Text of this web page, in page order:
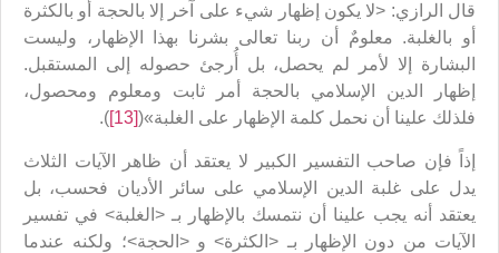
قال الرازي: <لا يكون إظهار شيء على آخر إلا بالحجة أو بالكثرة
أو بالغلبة. معلومٌ أن ربنا تعالى بشرنا بهذا الإظهار، وليست
البشارة إلا لأمر لم يحصل، بل أُرجئ حصوله إلى المستقبل.
إظهار الدين الإسلامي بالحجة أمر ثابت ومعلوم ومحصول،
فلذلك علينا أن نحمل كلمة الإظهار على الغلبة»([13]
).
إذاً فإن صاحب التفسير الكبير لا يعتقد أن ظاهر الآيات الثلاث
يدل على غلبة الدين الإسلامي على سائر الأديان فحسب، بل
يعتقد أنه يجب علينا أن نتمسك بالإظهار بـ <الغلبة> في تفسير
الآيات من دون الإظهار بـ <الكثرة> و <الحجة>؛ ولكنه عندما